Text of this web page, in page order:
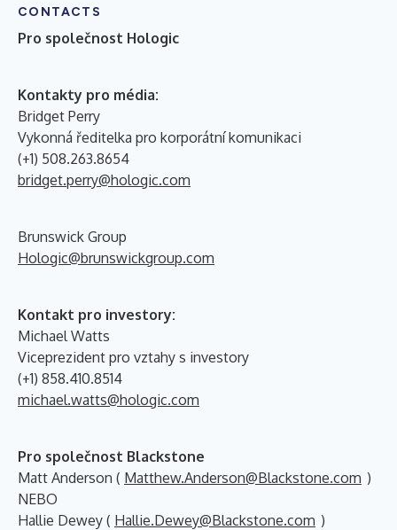
CONTACTS
Pro společnost Hologic
Kontakty pro média:
Bridget Perry
Vykonná ředitelka pro korporátní komunikaci
(+1) 508.263.8654
bridget.perry@hologic.com
Brunswick Group
Hologic@brunswickgroup.com
Kontakt pro investory:
Michael Watts
Viceprezident pro vztahy s investory
(+1) 858.410.8514
michael.watts@hologic.com
Pro společnost Blackstone
Matt Anderson ( Matthew.Anderson@Blackstone.com )
NEBO
Hallie Dewey ( Hallie.Dewey@Blackstone.com )